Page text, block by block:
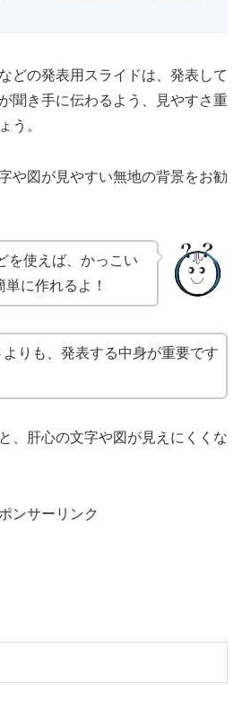
どの発表用スライドは、発表して
聞き手に伝わるよう、見やすさ重
う。
や図が見やすい無地の背景をお勧
を使えば、かっこい
に作れるよ！
りも、発表する中身が重要です
、肝心の文字や図が見えにくくな
ンサーリンク